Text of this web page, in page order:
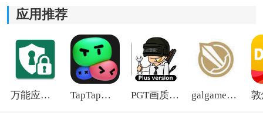
接导入视频就能快速提取，不需要额外找别的工具。
4、高效音频优化：
带有降噪、人声增强等功能，环境杂音比较多的录音也
能简单处理一下，让声音听起来更清晰。
应用推荐
万能应用隐藏 TapTap国际版2026 PGT画质助手旧版 galgame游戏盒子2026